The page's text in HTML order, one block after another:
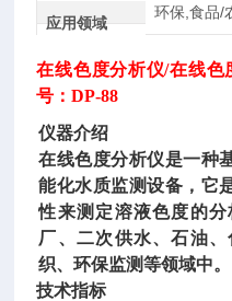
应用领域
环保,食品/
在线色度分析仪/在线色
号：DP-88
仪器介绍
在线色度分析仪是一种
能化水质监测设备，它
性来测定溶液色度的
厂、二次供水、石油
织、环保监测等领域中。
技术指标